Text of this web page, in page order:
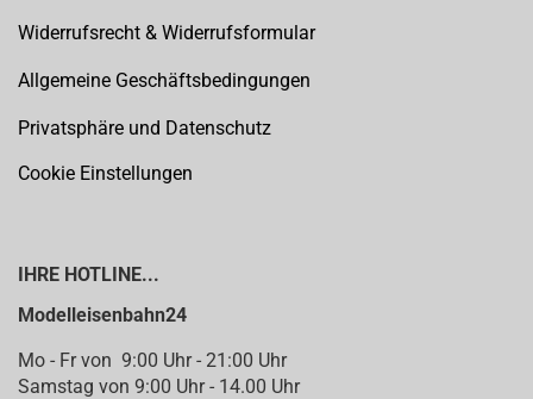
Widerrufsrecht & Widerrufsformular
Allgemeine Geschäftsbedingungen
Privatsphäre und Datenschutz
Cookie Einstellungen
IHRE HOTLINE...
Modelleisenbahn24
Mo - Fr von 9:00 Uhr - 21:00 Uhr
Samstag von 9:00 Uhr - 14.00 Uhr